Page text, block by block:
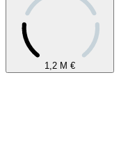
1,2 M €